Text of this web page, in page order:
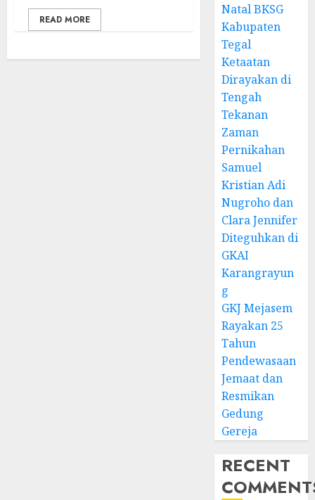
READ MORE
Natal BKSG
Kabupaten
Tegal
Ketaatan
Dirayakan di
Tengah
Tekanan
Zaman
Pernikahan
Samuel
Kristian Adi
Nugroho dan
Clara Jennifer
Diteguhkan di
GKAI
Karangrayun
g
GKJ Mejasem
Rayakan 25
Tahun
Pendewasaan
Jemaat dan
Resmikan
Gedung
Gereja
RECENT